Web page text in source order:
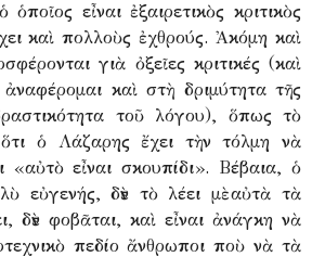
εἶναι ἐξαιρετικὸς κριτικὸς
καὶ πολλοὺς ἐχθρούς. Ἀκόμη καὶ
γιὰ ὀξεῖες κριτικές (καὶ
καὶ στὴ δριμύτητα τῆς
τοῦ λόγου), ὅπως τὸ
ὁ Λάζαρης ἔχει τὴν τόλμη νὰ
«αὐτὸ εἶναι σκουπίδι». Βέβαια, ὁ
εὐγενής, δὲν τὸ λέει μὲ αὐτὰ τὰ
δὲν φοβᾶται, καὶ εἶναι ἀνάγκη νὰ
πεδίο ἄνθρωποι ποὺ νὰ τὰ